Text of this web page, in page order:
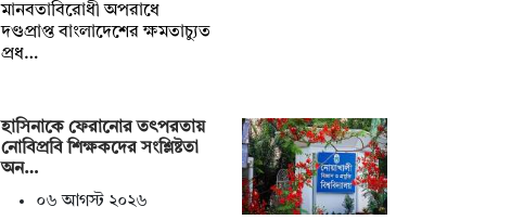
মানবতাবিরোধী অপরাধে
দণ্ডপ্রাপ্ত বাংলাদেশের ক্ষমতাচ্যুত
প্রধ…
হাসিনাকে ফেরানোর তৎপরতায়
নোবিপ্রবি শিক্ষকদের সংশ্লিষ্টতা
অন…
০৬ আগস্ট ২০২৬